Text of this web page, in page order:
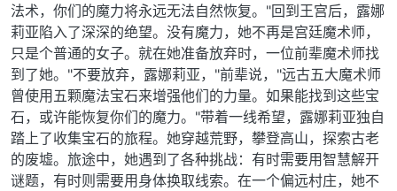
法术，你们的魔力将永远无法自然恢复。"回到王宫后，露娜
莉亚陷入了深深的绝望。没有魔力，她不再是宫廷魔术师，
只是个普通的女子。就在她准备放弃时，一位前辈魔术师找
到了她。"不要放弃，露娜莉亚，"前辈说，"远古五大魔术师
曾使用五颗魔法宝石来增强他们的力量。如果能找到这些宝
石，或许能恢复你们的魔力。"带着一线希望，露娜莉亚独自
踏上了收集宝石的旅程。她穿越荒野，攀登高山，探索古老
的废墟。旅途中，她遇到了各种挑战：有时需要用智慧解开
谜题，有时则需要用身体换取线索。在一个偏远村庄，她不